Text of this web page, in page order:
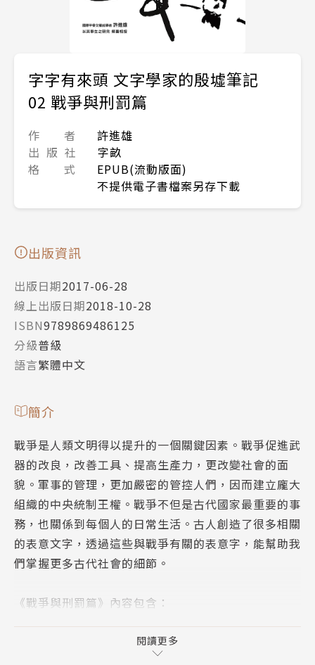
字字有來頭 文字學家的殷墟筆記
02 戰爭與刑罰篇
作 者
許進雄
出 版 社
字畝
格 式
EPUB(流動版面)
不提供電子書檔案另存下載
出版資訊
出版日期2017-06-28
線上出版日期2018-10-28
ISBN9789869486125
分級普級
語言繁體中文
簡介
戰爭是人類文明得以提升的一個關鍵因素。戰爭促進武
器的改良，改善工具、提高生產力，更改變社會的面
貌。軍事的管理，更加嚴密的管控人們，因而建立龐大
組織的中央統制王權。戰爭不但是古代國家最重要的事
務，也關係到每個人的日常生活。古人創造了很多相關
的表意文字，透過這些與戰爭有關的表意字，能幫助我
們掌握更多古代社會的細節。
《戰爭與刑罰篇》內容包含：
☉ 軍事行動與掠奪、軍事技能
閱讀更多